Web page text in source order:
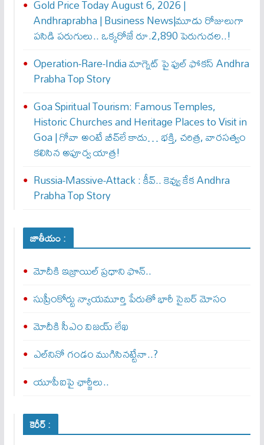
Gold Price Today August 6, 2026 |
Andhraprabha | Business News|మూడు రోజులుగా
పసిడి పరుగులు.. ఒక్కరోజే రూ.2,890 పెరుగుద‌ల‌..!
Operation-Rare-India మాగ్నెట్ పై ఫుల్ ఫోక‌స్ Andhra
Prabha Top Story
Goa Spiritual Tourism: Famous Temples,
Historic Churches and Heritage Places to Visit in
Goa | గోవా అంటే బీచ్‌లే కాదు… భక్తి, చరిత్ర, వారసత్వం
కలిసిన అపూర్వ యాత్ర!
Russia-Massive-Attack : కీవ్‌.. కెవ్వు కేక‌ Andhra
Prabha Top Story
జాతీయం :
మోదీకి ఇజ్రాయిల్ ప్ర‌ధాని ఫొన్..
సుప్రీంకోర్టు న్యాయమూర్తి పేరుతో భారీ సైబర్ మోసం
మోదీకి సీఎం విజయ్ లేఖ
ఎల్‌నినో గండం ముగిసినట్టేనా..?
యూపీఐపై ఛార్జీలు..
కెరీర్ :